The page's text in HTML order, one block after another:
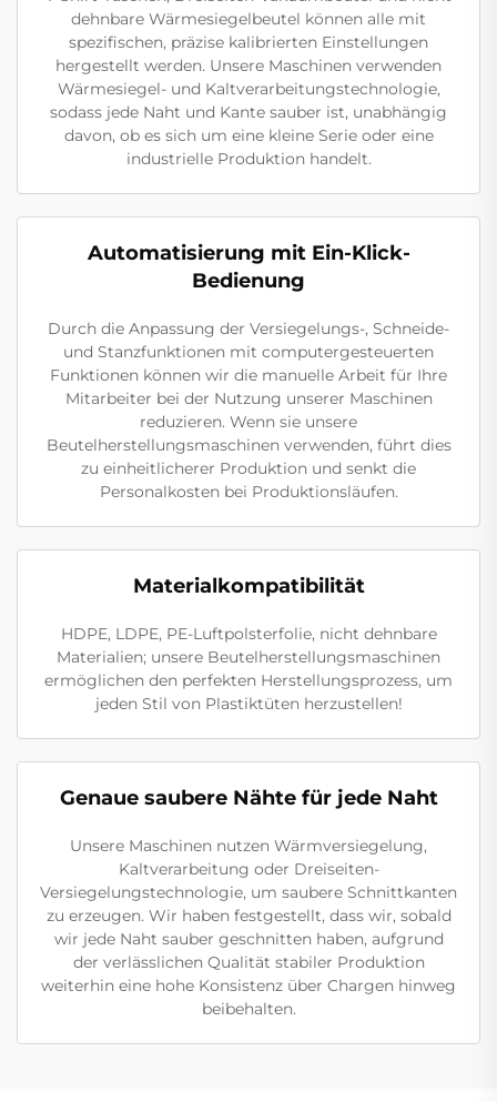
dehnbare Wärmesiegelbeutel können alle mit
spezifischen, präzise kalibrierten Einstellungen
hergestellt werden. Unsere Maschinen verwenden
Wärmesiegel- und Kaltverarbeitungstechnologie,
sodass jede Naht und Kante sauber ist, unabhängig
davon, ob es sich um eine kleine Serie oder eine
industrielle Produktion handelt.
Automatisierung mit Ein-Klick-
Bedienung
Durch die Anpassung der Versiegelungs-, Schneide-
und Stanzfunktionen mit computergesteuerten
Funktionen können wir die manuelle Arbeit für Ihre
Mitarbeiter bei der Nutzung unserer Maschinen
reduzieren. Wenn sie unsere
Beutelherstellungsmaschinen verwenden, führt dies
zu einheitlicherer Produktion und senkt die
Personalkosten bei Produktionsläufen.
Materialkompatibilität
HDPE, LDPE, PE-Luftpolsterfolie, nicht dehnbare
Materialien; unsere Beutelherstellungsmaschinen
ermöglichen den perfekten Herstellungsprozess, um
jeden Stil von Plastiktüten herzustellen!
Genaue saubere Nähte für jede Naht
Unsere Maschinen nutzen Wärmversiegelung,
Kaltverarbeitung oder Dreiseiten-
Versiegelungstechnologie, um saubere Schnittkanten
zu erzeugen. Wir haben festgestellt, dass wir, sobald
wir jede Naht sauber geschnitten haben, aufgrund
der verlässlichen Qualität stabiler Produktion
weiterhin eine hohe Konsistenz über Chargen hinweg
beibehalten.